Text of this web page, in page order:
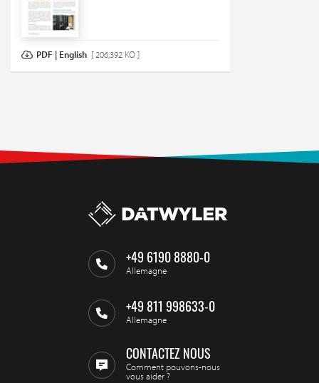
PDF | English [ 206,392 KO ]
+49 6190 8880-0
Allemagne
+49 811 998633-0
Allemagne
CONTACTEZ NOUS
Comment pouvons-nous
vous aider ?